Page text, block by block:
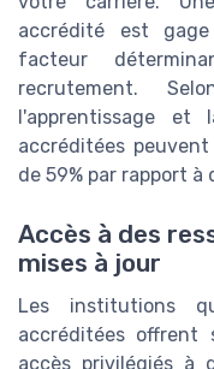
accrédité est
facteur
recrutement.
l'apprentissage et
accréditées
de 59% par rapport
Accès à des
mises à jour
Les institutions
accréditées offrent
accès privilégiés à